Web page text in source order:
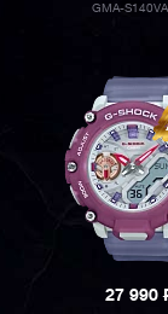
GMA-
27 990